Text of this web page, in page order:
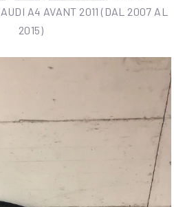
A4 AVANT 2011 (DAL 2007 AL
2015)